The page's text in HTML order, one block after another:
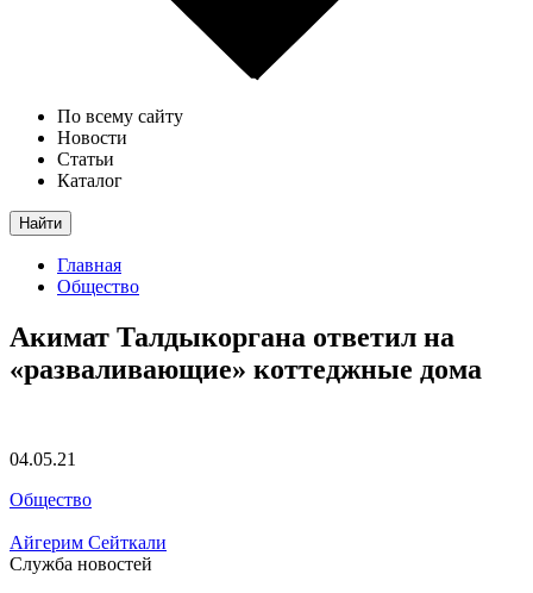
По всему сайту
Новости
Статьи
Каталог
Найти
Главная
Общество
Акимат Талдыкоргана ответил на
«разваливающие» коттеджные дома
04.05.21
Общество
Айгерим Сейткали
Служба новостей